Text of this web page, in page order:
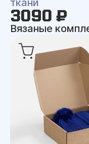
ткани
3090 ₽
Вязаные